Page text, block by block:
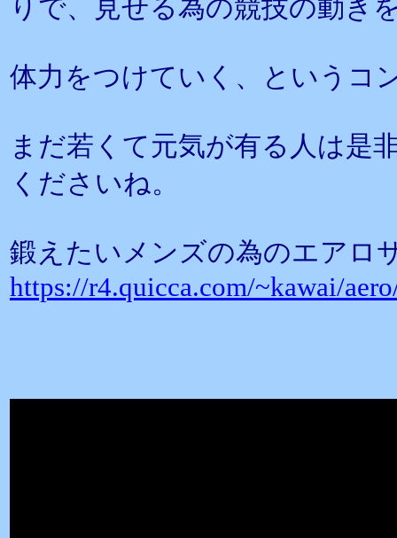
りで、見せる為の競技の動き
体力をつけていく、というコ
まだ若くて元気が有る人は是
くださいね。
鍛えたいメンズの為のエアロ
https://r4.quicca.com/~kawai/